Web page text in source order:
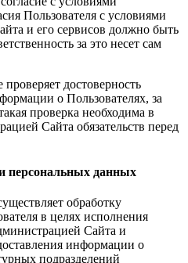
Пользователя с условиями
и его сервисов должно быть
за это несет сам
достоверность
о Пользователях, за
проверка необходима в
Сайта обязательств перед
персональных данных
обработку
в целях исполнения
Сайта и
информации о
подразделений